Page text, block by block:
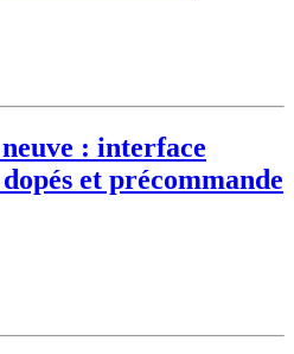
: interface
et précommande